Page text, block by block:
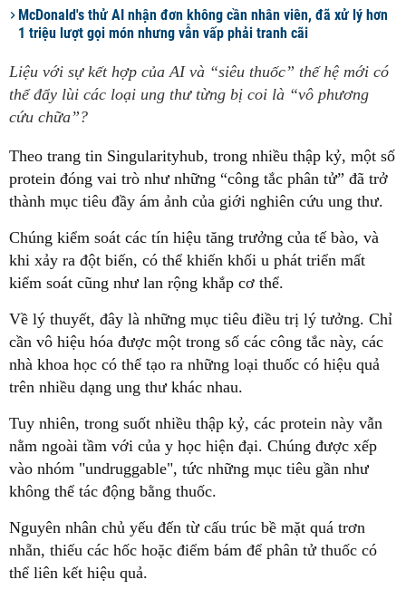
McDonald's thử AI nhận đơn không cần nhân viên, đã xử lý hơn
1 triệu lượt gọi món nhưng vẫn vấp phải tranh cãi
Liệu với sự kết hợp của AI và “siêu thuốc” thế hệ mới có
thể đẩy lùi các loại ung thư từng bị coi là “vô phương
cứu chữa”?
Theo trang tin Singularityhub, trong nhiều thập kỷ, một số
protein đóng vai trò như những “công tắc phân tử” đã trở
thành mục tiêu đầy ám ảnh của giới nghiên cứu ung thư.
Chúng kiểm soát các tín hiệu tăng trưởng của tế bào, và
khi xảy ra đột biến, có thể khiến khối u phát triển mất
kiểm soát cũng như lan rộng khắp cơ thể.
Về lý thuyết, đây là những mục tiêu điều trị lý tưởng. Chỉ
cần vô hiệu hóa được một trong số các công tắc này, các
nhà khoa học có thể tạo ra những loại thuốc có hiệu quả
trên nhiều dạng ung thư khác nhau.
Tuy nhiên, trong suốt nhiều thập kỷ, các protein này vẫn
nằm ngoài tầm với của y học hiện đại. Chúng được xếp
vào nhóm "undruggable", tức những mục tiêu gần như
không thể tác động bằng thuốc.
Nguyên nhân chủ yếu đến từ cấu trúc bề mặt quá trơn
nhẵn, thiếu các hốc hoặc điểm bám để phân tử thuốc có
thể liên kết hiệu quả.